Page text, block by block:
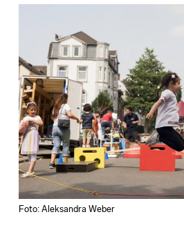
Foto: Aleksandra Weber